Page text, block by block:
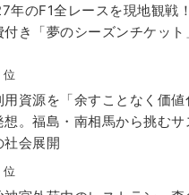
年のF1全レースを現地観戦
付き「夢のシーズンチケット
位
用資源を「余すことなく価
想。福島・南相馬から挑む
社会展開​
位